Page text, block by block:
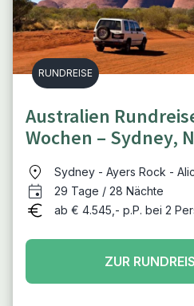
RUNDREISE
Australien
Wochen – Sydney,
Territory und
Sydney - Ayers Rock -
Darwin - Kakadu NP -
Tribulation - Great Barrier
Whitsunday Islands -
Rockhampton - K'gari
29 Tage / 28 Nächte
ab € 4.545,- p.P. bei 2
ZUR